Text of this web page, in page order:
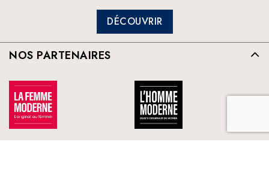
DÉCOUVRIR
NOS PARTENAIRES